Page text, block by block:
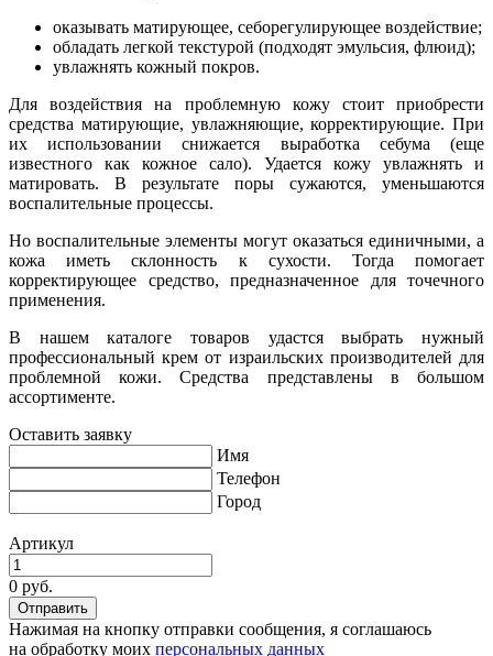
оказывать матирующее, себорегулирующее воздействие;
обладать легкой текстурой (подходят эмульсия, флюид);
увлажнять кожный покров.
Для воздействия на проблемную кожу стоит приобрести
средства матирующие, увлажняющие, корректирующие. При
их использовании снижается выработка себума (еще
известного как кожное сало). Удается кожу увлажнять и
матировать. В результате поры сужаются, уменьшаются
воспалительные процессы.
Но воспалительные элементы могут оказаться единичными, а
кожа иметь склонность к сухости. Тогда помогает
корректирующее средство, предназначенное для точечного
применения.
В нашем каталоге товаров удастся выбрать нужный
профессиональный крем от израильских производителей для
проблемной кожи. Средства представлены в большом
ассортименте.
Оставить заявку
Имя
Телефон
Город
Артикул
0 руб.
Нажимая на кнопку отправки сообщения, я соглашаюсь
на обработку моих персональных данных